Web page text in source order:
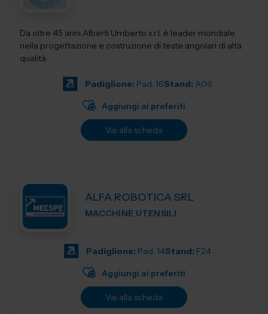
Da oltre 45 anni Alberti Umberto s.r.l. è leader mondiale
nella progettazione e costruzione di teste angolari di alta
qualità
Padiglione: Pad. 16Stand: A06
Aggiungi ai preferiti
Vai alla scheda
ALFA ROBOTICA SRL
MACCHINE UTENSILI
Padiglione: Pad. 14Stand: F24
Aggiungi ai preferiti
Vai alla scheda